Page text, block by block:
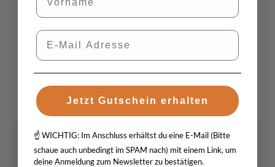
Hervorragend⭐⭐⭐⭐⭐4.8
Basierend aufunseren Rezensionen
SV
slavica vampirdzieva
über Google
E-Mail
Jetzt Gutschein erhalten
☝️ WICHTIG: Im Anschluss erhältst du eine E-Mail (Bitte
schaue auch unbedingt im SPAM nach) mit einem Link, um
deine Anmeldung zum Newsletter zu bestätigen.